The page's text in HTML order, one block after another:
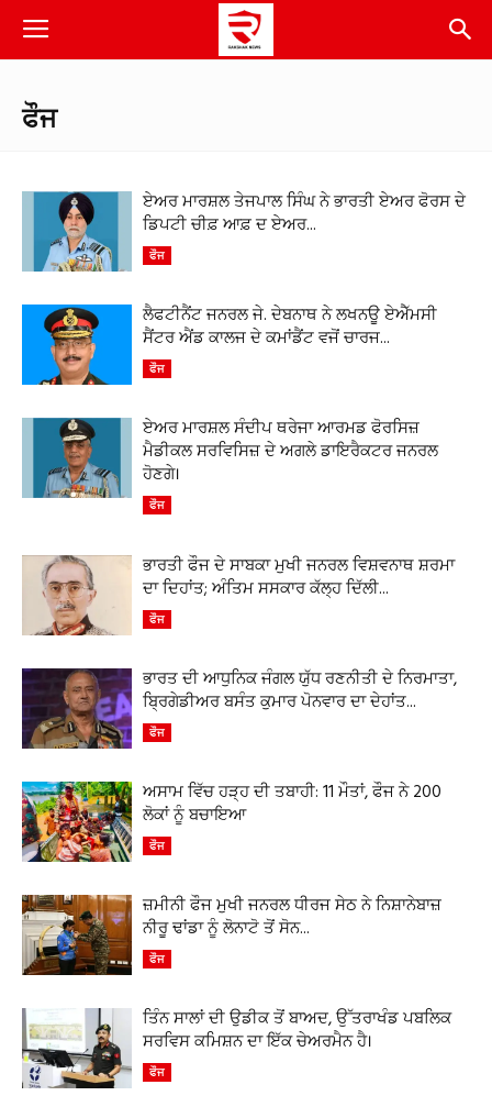
ਫੌਜ
ਏਅਰ ਮਾਰਸ਼ਲ ਤੇਜਪਾਲ ਸਿੰਘ ਨੇ ਭਾਰਤੀ ਏਅਰ ਫੋਰਸ ਦੇ
ਡਿਪਟੀ ਚੀਫ਼ ਆਫ਼ ਦ ਏਅਰ...
ਫੌਜ
ਲੈਫਟੀਨੈਂਟ ਜਨਰਲ ਜੇ. ਦੇਬਨਾਥ ਨੇ ਲਖਨਊ ਏਐੱਮਸੀ
ਸੈਂਟਰ ਐਂਡ ਕਾਲਜ ਦੇ ਕਮਾਂਡੈਂਟ ਵਜੋਂ ਚਾਰਜ...
ਫੌਜ
ਏਅਰ ਮਾਰਸ਼ਲ ਸੰਦੀਪ ਥਰੇਜਾ ਆਰਮਡ ਫੋਰਸਿਜ਼
ਮੈਡੀਕਲ ਸਰਵਿਸਿਜ਼ ਦੇ ਅਗਲੇ ਡਾਇਰੈਕਟਰ ਜਨਰਲ
ਹੋਣਗੇ।
ਫੌਜ
ਭਾਰਤੀ ਫੌਜ ਦੇ ਸਾਬਕਾ ਮੁਖੀ ਜਨਰਲ ਵਿਸ਼ਵਨਾਥ ਸ਼ਰਮਾ
ਦਾ ਦਿਹਾਂਤ; ਅੰਤਿਮ ਸਸਕਾਰ ਕੱਲ੍ਹ ਦਿੱਲੀ...
ਫੌਜ
ਭਾਰਤ ਦੀ ਆਧੁਨਿਕ ਜੰਗਲ ਯੁੱਧ ਰਣਨੀਤੀ ਦੇ ਨਿਰਮਾਤਾ,
ਬ੍ਰਿਗੇਡੀਅਰ ਬਸੰਤ ਕੁਮਾਰ ਪੋਨਵਾਰ ਦਾ ਦੇਹਾਂਤ...
ਫੌਜ
ਅਸਾਮ ਵਿੱਚ ਹੜ੍ਹ ਦੀ ਤਬਾਹੀ: 11 ਮੌਤਾਂ, ਫੌਜ ਨੇ 200
ਲੋਕਾਂ ਨੂੰ ਬਚਾਇਆ
ਫੌਜ
ਜ਼ਮੀਨੀ ਫੌਜ ਮੁਖੀ ਜਨਰਲ ਧੀਰਜ ਸੇਠ ਨੇ ਨਿਸ਼ਾਨੇਬਾਜ਼
ਨੀਰੂ ਢਾਂਡਾ ਨੂੰ ਲੋਨਾਟੋ ਤੋਂ ਸੋਨ...
ਫੌਜ
ਤਿੰਨ ਸਾਲਾਂ ਦੀ ਉਡੀਕ ਤੋਂ ਬਾਅਦ, ਉੱਤਰਾਖੰਡ ਪਬਲਿਕ
ਸਰਵਿਸ ਕਮਿਸ਼ਨ ਦਾ ਇੱਕ ਚੇਅਰਮੈਨ ਹੈ।
ਫੌਜ